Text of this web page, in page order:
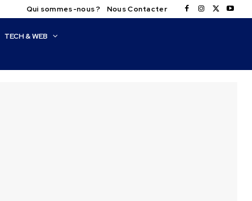
Qui sommes-nous ? Nous Contacter
TECH & WEB